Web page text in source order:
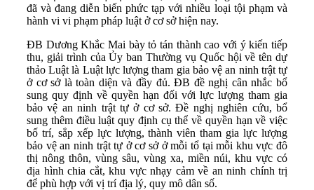
đã và đang diễn biến phức tạp với nhiều loại tội phạm và
hành vi vi phạm pháp luật ở cơ sở hiện nay.
ĐB Dương Khắc Mai bày tỏ tán thành cao với ý kiến tiếp
thu, giải trình của Ủy ban Thường vụ Quốc hội về tên dự
thảo Luật là Luật lực lượng tham gia bảo vệ an ninh trật tự
ở cơ sở là toàn diện và đầy đủ. ĐB đề nghị cân nhắc bổ
sung quy định về quyền hạn đối với lực lượng tham gia
bảo vệ an ninh trật tự ở cơ sở. Đề nghị nghiên cứu, bổ
sung thêm điều luật quy định cụ thể về quyền hạn về việc
bố trí, sắp xếp lực lượng, thành viên tham gia lực lượng
bảo vệ an ninh trật tự ở cơ sở ở mỗi tổ tại mỗi khu vực đô
thị nông thôn, vùng sâu, vùng xa, miền núi, khu vực có
địa hình chia cắt, khu vực nhạy cảm về an ninh chính trị
để phù hợp với vị trí địa lý, quy mô dân số.